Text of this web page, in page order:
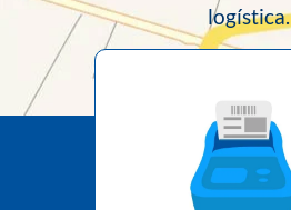
logística.